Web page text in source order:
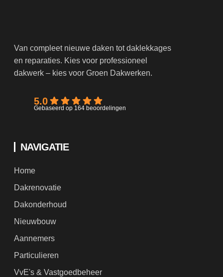
Van compleet nieuwe daken tot daklekkages
en reparaties. Kies voor professioneel
dakwerk – kies voor Groen Dakwerken.
5.0
Gebaseerd op 164 beoordelingen
NAVIGATIE
Home
Dakrenovatie
Dakonderhoud
Nieuwbouw
Aannemers
Particulieren
VvE's & Vastgoedbeheer